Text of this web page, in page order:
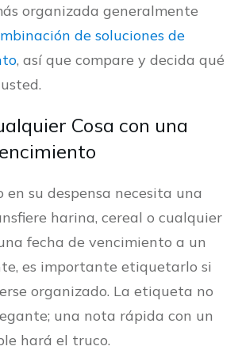
organizada generalmente
de soluciones de
, así que compare y decida qué
Cosa con una
en su despensa necesita una
harina, cereal o cualquier
fecha de vencimiento a un
es importante etiquetarlo si
organizado. La etiqueta no
una nota rápida con un
hará el truco.